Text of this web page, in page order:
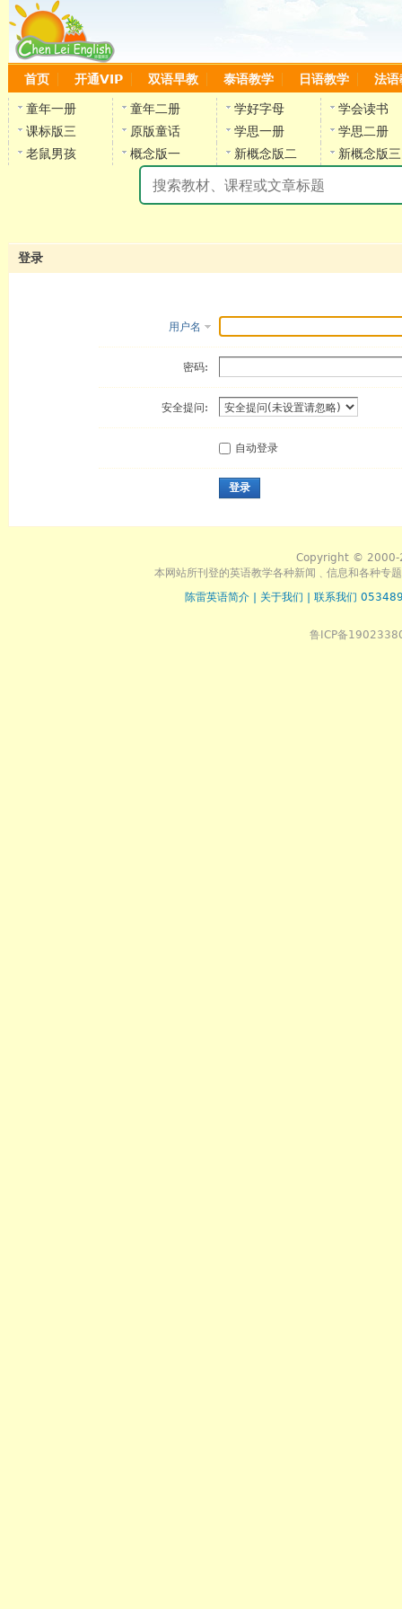
首页 开通VIP 双语早教 泰语教学 日语教学 法语
童年一册 童年二册 学好字母
学会读书
课标版三
原版童话 学思一册
学思二册
老鼠男孩
概念版一 新概念版二 新概念版三
登录
用户名
密码:
安全提问:
自动登录
登录
Copyright © 2000-
本网站所刊登的英语教学各种新闻﹑信息和各种专
陈雷英语简介
关于我们 联系我们
鲁ICP备